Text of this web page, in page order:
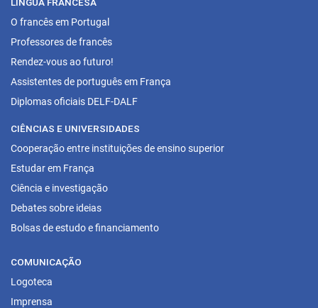
O francês em Portugal
Professores de francês
Rendez-vous ao futuro!
Assistentes de português em França
Diplomas oficiais DELF-DALF
CIÊNCIAS E UNIVERSIDADES
Cooperação entre instituições de ensino superior
Estudar em França
Ciência e investigação
Debates sobre ideias
Bolsas de estudo e financiamento
COMUNICAÇÃO
Logoteca
Imprensa